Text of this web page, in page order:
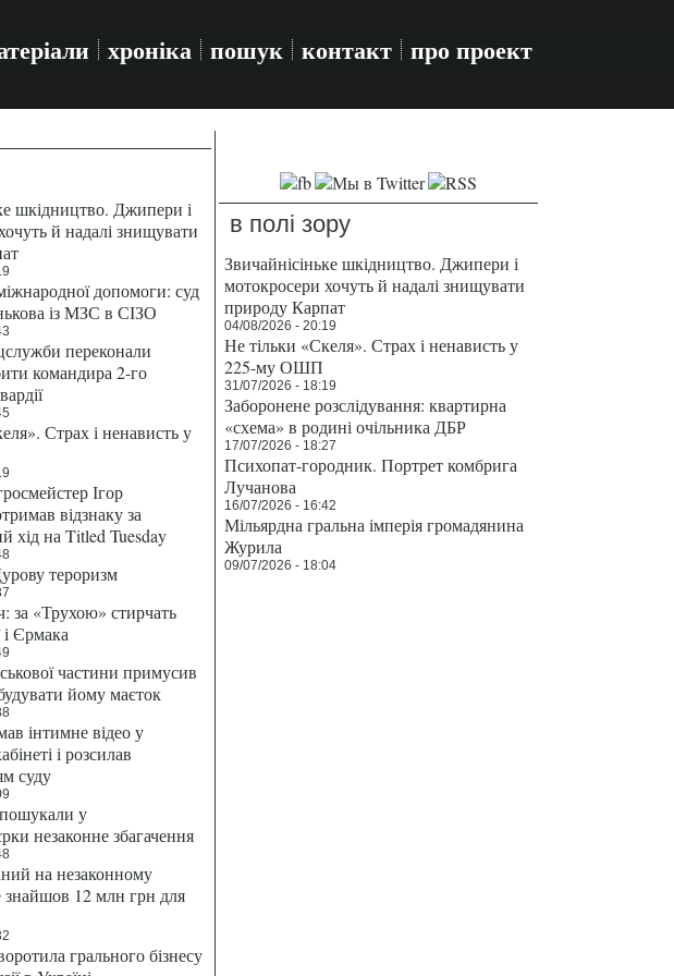
хроніка пошук контакт про проект
шкідництво. Джипери і
й надалі знищувати
допомоги: суд
із МЗС в СІЗО
переконали
командира 2-го
Страх і ненависть у
Ігор
відзнаку за
хід на Titled Tuesday
тероризм
за «Трухою» стирчать
і Єрмака
частини примусив
йому маєток
інтимне відео у
і розсилав
суду
у
незаконне збагачення
на незаконному
знайшов 12 млн грн для
грального бізнесу
в полі зору
Звичайнісіньке шкідництво. Джипери і
мотокросери хочуть й надалі знищувати
природу Карпат
04/08/2026 - 20:19
Не тільки «Скеля». Страх і ненависть у
225-му ОШП
31/07/2026 - 18:19
Заборонене розслідування: квартирна
«схема» в родині очільника ДБР
17/07/2026 - 18:27
Психопат-городник. Портрет комбрига
Лучанова
16/07/2026 - 16:42
Мільярдна гральна імперія громадянина
Журила
09/07/2026 - 18:04